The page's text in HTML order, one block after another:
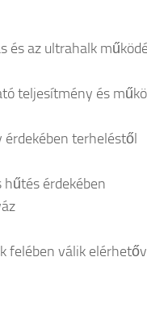
és az ultrahalk
teljesítmény és
terheléstől
hűtés érdekében
felében válik